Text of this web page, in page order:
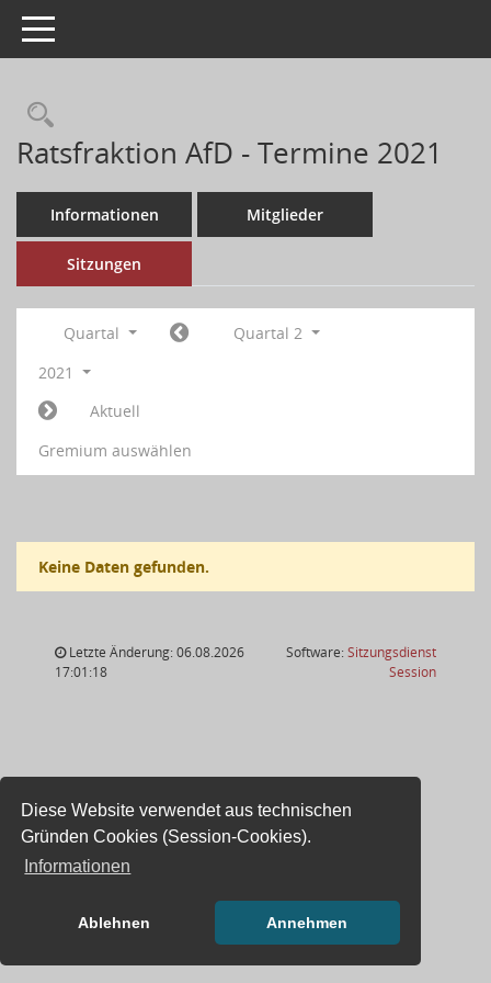
Diese Website verwendet aus technischen
Gründen Cookies (Session-Cookies).
Informationen
Ablehnen Annehmen
Toggle navigation
Ratsfraktion AfD - Termine 2021
Informationen Mitglieder
Sitzungen
Quartal
Quartal 2
2021
Aktuell
Gremium auswählen
Keine Daten gefunden.
Letzte Änderung: 06.08.2026
17:01:18
Software:Sitzungsdienst
Session(Wird in